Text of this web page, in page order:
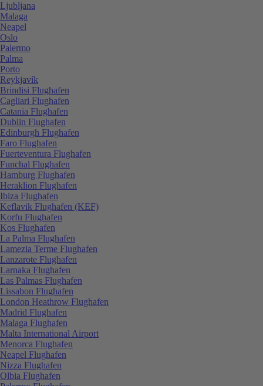
Ljubljana
Malaga
Neapel
Oslo
Palermo
Palma
Porto
Reykjavík
Brindisi Flughafen
Cagliari Flughafen
Catania Flughafen
Dublin Flughafen
Edinburgh Flughafen
Faro Flughafen
Fuerteventura Flughafen
Funchal Flughafen
Hamburg Flughafen
Heraklion Flughafen
Ibiza Flughafen
Keflavik Flughafen (KEF)
Korfu Flughafen
Kos Flughafen
La Palma Flughafen
Lamezia Terme Flughafen
Lanzarote Flughafen
Larnaka Flughafen
Las Palmas Flughafen
Lissabon Flughafen
London Heathrow Flughafen
Madrid Flughafen
Malaga Flughafen
Malta International Airport
Menorca Flughafen
Neapel Flughafen
Nizza Flughafen
Olbia Flughafen